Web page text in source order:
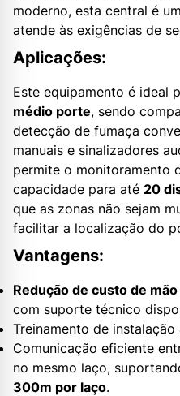
moderno, esta central é
atende às exigências de
Aplicações:
Este equipamento é ideal
médio porte, sendo
detecção de fumaça
manuais e sinalizadores
permite o monitoramento
capacidade para até 20
que as zonas não sejam
facilitar a localização do
Vantagens:
Redução de custo de
com suporte técnico
Treinamento de
Comunicação eficiente
no mesmo laço,
300m por laço.